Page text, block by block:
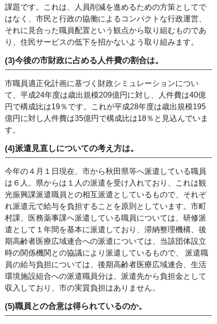
課題です。これは、人員削減を進めるための方策としてで
はなく、市民と行政の協働によるコンパクトな行政運営、
それに見合った職員配置という観点から取り組むものであ
り、住民サービスの低下を招かないよう取り組みます。
(3)今後の市財政に占める人件費の割合は。
市職員適正化計画に基づく財政シミュレーションについ
て、平成24年度は歳出規模209億円に対し、人件費は40億
円で構成比は19％です。これが平成28年度は歳出規模195
億円に対し人件費は35億円で構成比は18％と見込んでいま
す。
(4)派遣見直しについての考え方は。
今年の４月１日現在、市から秋田県等へ派遣している職員
は６人。県からは１人の派遣を受け入れており、これは観
光振興課派遣職員との相互派遣としているもので、それぞ
れ派遣元で給与を負担することを原則としています。市町
村課、医務薬事課へ派遣している職員については、研修派
遣として１年間を基本に派遣しており、滞納整理機構、後
期高齢者医療広域連合への派遣については、当該団体設立
時の関係機関との協議により派遣しているもので、 派遣職
員の給与負担については、後期高齢者医療広域連合、生活
環境施設組合への派遣職員分は、派遣先から負担金として
収入しており、市の実質負担はありません。
(5)職員との合意は得られているのか。